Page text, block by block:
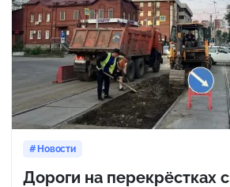
Новости
Дороги на перекрёстках с